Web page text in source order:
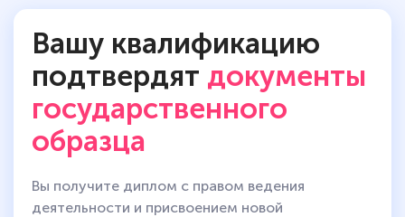
Вашу квалификацию
подтвердят документы
государственного
образца
Вы получите диплом с правом ведения
деятельности и присвоением новой